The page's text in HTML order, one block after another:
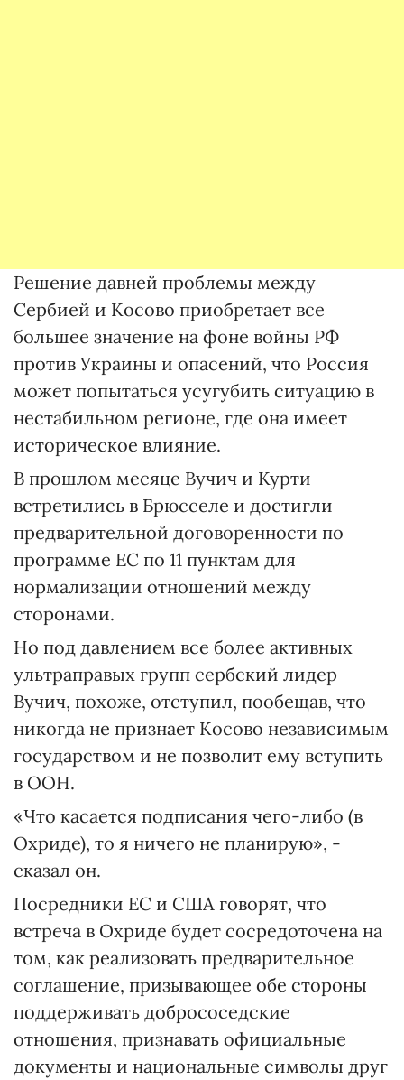
Решение давней проблемы между
Сербией и Косово приобретает все
большее значение на фоне войны РФ
против Украины и опасений, что Россия
может попытаться усугубить ситуацию в
нестабильном регионе, где она имеет
историческое влияние.
В прошлом месяце Вучич и Курти
встретились в Брюсселе и достигли
предварительной договоренности по
программе ЕС по 11 пунктам для
нормализации отношений между
сторонами.
Но под давлением все более активных
ультраправых групп сербский лидер
Вучич, похоже, отступил, пообещав, что
никогда не признает Косово независимым
государством и не позволит ему вступить
в ООН.
«Что касается подписания чего-либо (в
Охриде), то я ничего не планирую», -
сказал он.
Посредники ЕС и США говорят, что
встреча в Охриде будет сосредоточена на
том, как реализовать предварительное
соглашение, призывающее обе стороны
поддерживать добрососедские
отношения, признавать официальные
документы и национальные символы друг